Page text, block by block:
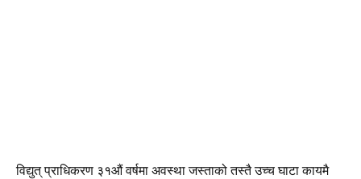
विद्युत् प्राधिकरण ३१औं वर्षमा अवस्था जस्ताको तस्तै उच्च घाटा कायमै